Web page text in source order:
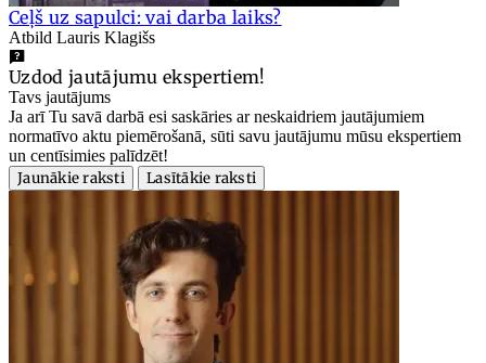
Ceļš uz sapulci: vai darba laiks?
Atbild Lauris Klagišs
Uzdod jautājumu ekspertiem!
Tavs jautājums
Ja arī Tu savā darbā esi saskāries ar neskaidriem jautājumiem
normatīvo aktu piemērošanā, sūti savu jautājumu mūsu ekspertiem
un centīsimies palīdzēt!
Jaunākie raksti
Lasītākie raksti